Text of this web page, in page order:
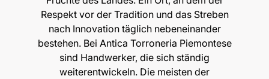
Respekt vor der Tradition und das Streben
nach Innovation täglich nebeneinander
bestehen. Bei Antica Torroneria Piemontese
sind Handwerker, die sich ständig
weiterentwickeln. Die meisten der